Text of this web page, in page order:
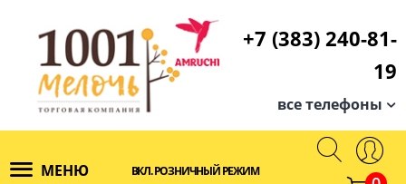
+7 (383) 240-81-
19
все телефоны
МЕНЮ ВКЛ. РОЗНИЧНЫЙ РЕЖИМ